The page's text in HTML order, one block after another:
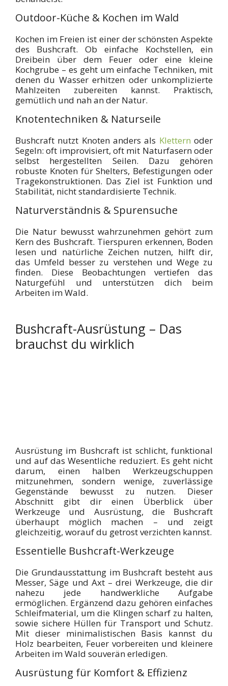
Outdoor-Küche & Kochen im Wald
Kochen im Freien ist einer der schönsten Aspekte
des Bushcraft. Ob einfache Kochstellen, ein
Dreibein über dem Feuer oder eine kleine
Kochgrube – es geht um einfache Techniken, mit
denen du Wasser erhitzen oder unkomplizierte
Mahlzeiten zubereiten kannst. Praktisch,
gemütlich und nah an der Natur.
Knotentechniken & Naturseile
Bushcraft nutzt Knoten anders als Klettern oder
Segeln: oft improvisiert, oft mit Naturfasern oder
selbst hergestellten Seilen. Dazu gehören
robuste Knoten für Shelters, Befestigungen oder
Tragekonstruktionen. Das Ziel ist Funktion und
Stabilität, nicht standardisierte Technik.
Naturverständnis & Spurensuche
Die Natur bewusst wahrzunehmen gehört zum
Kern des Bushcraft. Tierspuren erkennen, Boden
lesen und natürliche Zeichen nutzen, hilft dir,
das Umfeld besser zu verstehen und Wege zu
finden. Diese Beobachtungen vertiefen das
Naturgefühl und unterstützen dich beim
Arbeiten im Wald.
Bushcraft-Ausrüstung – Das
brauchst du wirklich
Ausrüstung im Bushcraft ist schlicht, funktional
und auf das Wesentliche reduziert. Es geht nicht
darum, einen halben Werkzeugschuppen
mitzunehmen, sondern wenige, zuverlässige
Gegenstände bewusst zu nutzen. Dieser
Abschnitt gibt dir einen Überblick über
Werkzeuge und Ausrüstung, die Bushcraft
überhaupt möglich machen – und zeigt
gleichzeitig, worauf du getrost verzichten kannst.
Essentielle Bushcraft-Werkzeuge
Die Grundausstattung im Bushcraft besteht aus
Messer, Säge und Axt – drei Werkzeuge, die dir
nahezu jede handwerkliche Aufgabe
ermöglichen. Ergänzend dazu gehören einfaches
Schleifmaterial, um die Klingen scharf zu halten,
sowie sichere Hüllen für Transport und Schutz.
Mit dieser minimalistischen Basis kannst du
Holz bearbeiten, Feuer vorbereiten und kleinere
Arbeiten im Wald souverän erledigen.
Ausrüstung für Komfort & Effizienz